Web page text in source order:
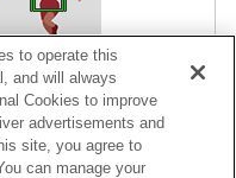
to operate this
and will always
Cookies to improve
advertisements and
site, you agree to
can manage your